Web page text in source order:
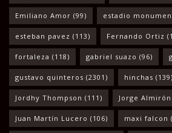
Emiliano Amor (99) estadio
esteban pavez (113) Fernando Ortiz
fortaleza (118) gabriel suazo (96)
gustavo quinteros (2301) hinchas (139)
Jordhy Thompson (111) Jorge Almirón
Juan Martín Lucero (106) maxi falcon